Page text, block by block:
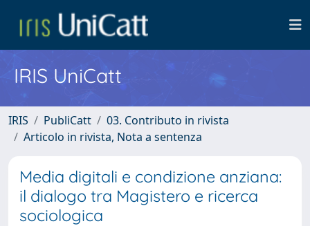
IRIS UniCatt
IRIS PubliCatt
03. Contributo in rivista
Articolo in rivista, Nota a sentenza
Media digitali e condizione anziana:
il dialogo tra Magistero e ricerca
sociologica